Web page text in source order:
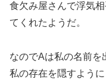
食欠み屋さんで浮気
てくれたようだ。
なのでAは私の名前を
私の存在を隠すよう